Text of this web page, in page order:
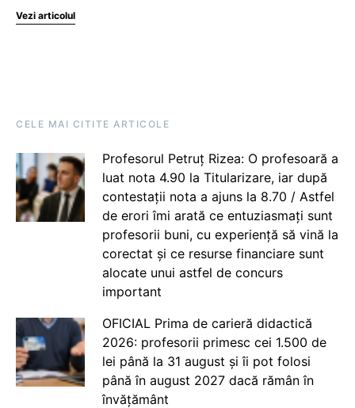
Vezi articolul
CELE MAI CITITE ARTICOLE
Profesorul Petruț Rizea: O profesoară a
luat nota 4.90 la Titularizare, iar după
contestații nota a ajuns la 8.70 / Astfel
de erori îmi arată ce entuziasmați sunt
profesorii buni, cu experiență să vină la
corectat și ce resurse financiare sunt
alocate unui astfel de concurs
important
OFICIAL Prima de carieră didactică
2026: profesorii primesc cei 1.500 de
lei până la 31 august și îi pot folosi
până în august 2027 dacă rămân în
învățământ